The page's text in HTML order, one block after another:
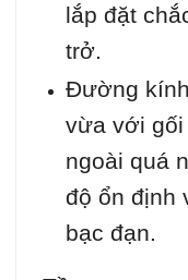
lắp đặt
trở.
Đường
vừa với
ngoài quá
độ ổn định
bạc đạn.